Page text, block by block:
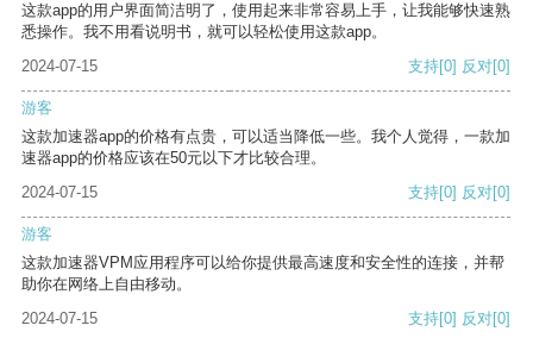
这款app的用户界面简洁明了，使用起来非常容易上手，让我能够快速熟
悉操作。我不用看说明书，就可以轻松使用这款app。
2024-07-15
支持[0] 反对[0]
游客
这款加速器app的价格有点贵，可以适当降低一些。我个人觉得，一款加
速器app的价格应该在50元以下才比较合理。
2024-07-15
支持[0] 反对[0]
游客
这款加速器VPM应用程序可以给你提供最高速度和安全性的连接，并帮
助你在网络上自由移动。
2024-07-15
支持[0] 反对[0]